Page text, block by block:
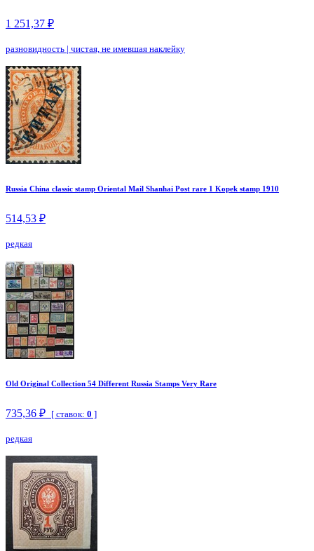
1 251,37 ₽
разновидность | чистая, не имевшая наклейку
Russia China classic stamp Oriental Mail Shanhai Post rare 1 Kopek stamp 1910
514,53 ₽
редкая
Old Original Collection 54 Different Russia Stamps Very Rare
735,36 ₽ [ ставок: 0 ]
редкая